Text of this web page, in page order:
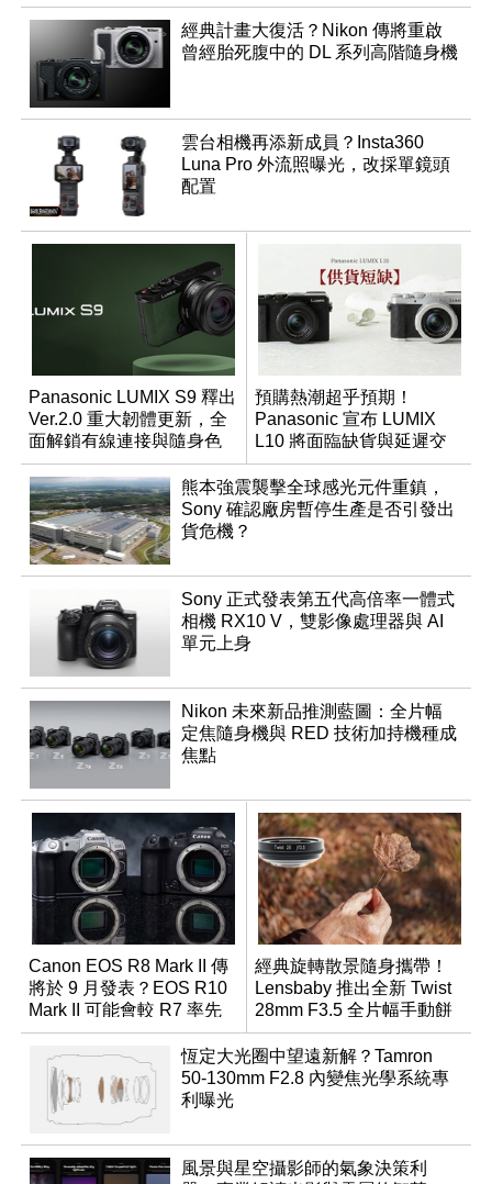
經典計畫大復活？Nikon 傳將重啟
曾經胎死腹中的 DL 系列高階隨身機
雲台相機再添新成員？Insta360
Luna Pro 外流照曝光，改採單鏡頭
配置
Panasonic LUMIX S9 釋出
Ver.2.0 重大韌體更新，全
面解鎖有線連接與隨身色
調編輯
預購熱潮超乎預期！
Panasonic 宣布 LUMIX
L10 將面臨缺貨與延遲交
貨時間
熊本強震襲擊全球感光元件重鎮，
Sony 確認廠房暫停生產是否引發出
貨危機？
Sony 正式發表第五代高倍率一體式
相機 RX10 V，雙影像處理器與 AI
單元上身
Nikon 未來新品推測藍圖：全片幅
定焦隨身機與 RED 技術加持機種成
焦點
Canon EOS R8 Mark II 傳
將於 9 月發表？EOS R10
Mark II 可能會較 R7 率先
推出
經典旋轉散景隨身攜帶！
Lensbaby 推出全新 Twist
28mm F3.5 全片幅手動餅
乾鏡
恆定大光圈中望遠新解？Tamron
50-130mm F2.8 內變焦光學系統專
利曝光
風景與星空攝影師的氣象決策利